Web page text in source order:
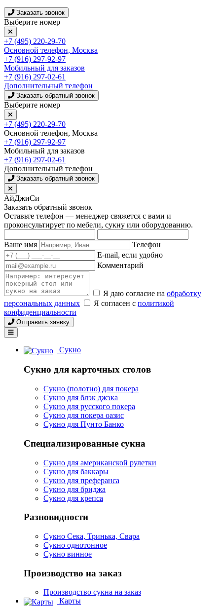
Заказать звонок
Выберите номер
+7 (495) 220-29-70
Основной телефон, Москва
+7 (916) 297-92-97
Мобильный для заказов
+7 (916) 297-02-61
Дополнительный телефон
Заказать обратный звонок
Выберите номер
+7 (495) 220-29-70
Основной телефон, Москва
+7 (916) 297-92-97
Мобильный для заказов
+7 (916) 297-02-61
Дополнительный телефон
Заказать обратный звонок
АйДжиСи
Заказать обратный звонок
Оставьте телефон — менеджер свяжется с вами и
проконсультирует по мебели, сукну или оборудованию.
Ваше имя
Телефон
E-mail, если удобно
Комментарий
Я даю согласие на обработку
персональных данных
Я согласен с политикой
конфиденциальности
Отправить заявку
Сукно
Сукно для карточных столов
Сукно (полотно) для покера
Сукно для блэк джэка
Сукно для русского покера
Сукно для покера оазис
Сукно для Пунто Банко
Специализированные сукна
Сукно для американской рулетки
Сукно для баккары
Сукно для преферанса
Сукно для бриджа
Сукно для крепса
Разновидности
Сукно Сека, Тринька, Свара
Сукно однотонное
Сукно винное
Производство на заказ
Производство сукна на заказ
Карты